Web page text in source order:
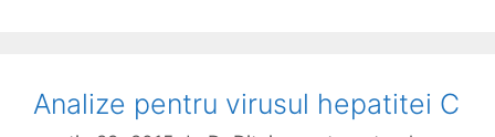
Analize pentru virusul hepatitei C